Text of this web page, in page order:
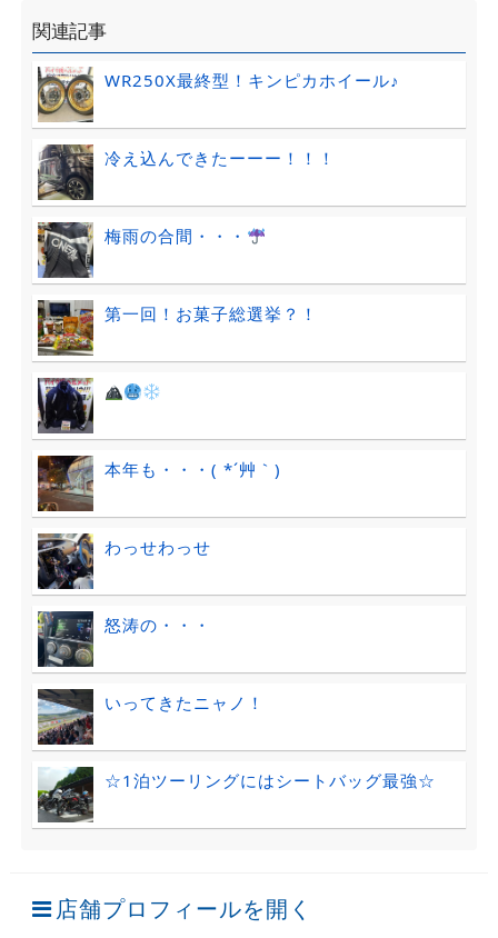
関連記事
WR250X最終型！キンピカホイール♪
冷え込んできたーーー！！！
梅雨の合間・・・
第一回！お菓子総選挙？！
本年も・・・( *´艸｀)
わっせわっせ
怒涛の・・・
いってきたニャノ！
☆1泊ツーリングにはシートバッグ最強☆
店舗プロフィールを開く